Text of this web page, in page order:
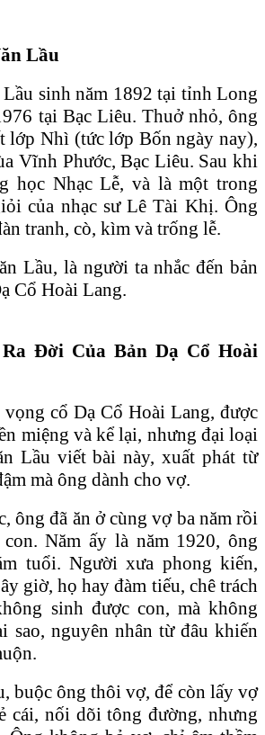
Lầu
sinh năm 1892 tại tỉnh Long
tại Bạc Liêu. Thuở nhỏ, ông
lớp Nhì (tức lớp Bốn ngày nay),
Vĩnh Phước, Bạc Liêu. Sau khi
học Nhạc Lễ, và là một trong
của nhạc sư Lê Tài Khị. Ông
tranh, cò, kìm và trống lễ.
Lầu, là người ta nhắc đến bản
Cổ Hoài Lang.
Đời Của Bản Dạ Cổ Hoài
cổ Dạ Cổ Hoài Lang, được
miệng và kể lại, nhưng đại loại
Lầu viết bài này, xuất phát từ
mà ông dành cho vợ.
ông đã ăn ở cùng vợ ba năm rồi
Năm ấy là năm 1920, ông
tuổi. Người xưa phong kiến,
giờ, họ hay đàm tiếu, chê trách
sinh được con, mà không
sao, nguyên nhân từ đâu khiến
buộc ông thôi vợ, để còn lấy vợ
cái, nối dõi tông đường, nhưng